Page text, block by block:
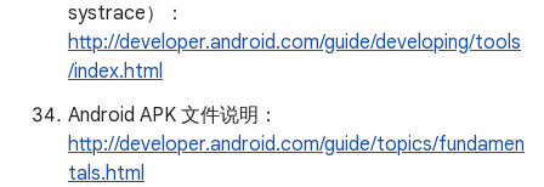
systrace）：
http://developer.android.com/guide/developing/tools
/index.html
Android APK 文件说明：
http://developer.android.com/guide/topics/fundamen
tals.html